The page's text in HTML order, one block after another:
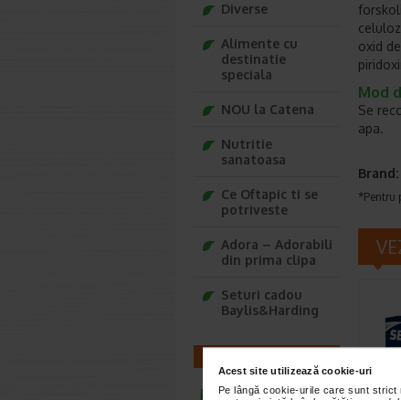
Acest site utilizează cookie-uri
Pe lângă cookie-urile care sunt
oxid
Mod
Se
apa.
Brand:
*Pentru
Diverse
Alimente cu
destinatie
speciala
NOU la Catena
Nutritie
sanatoasa
Ce Oftapic ti se
potriveste
Adora – Adorabili
din prima clipa
Seturi cadou
Baylis&Harding
infoline@catena.ro